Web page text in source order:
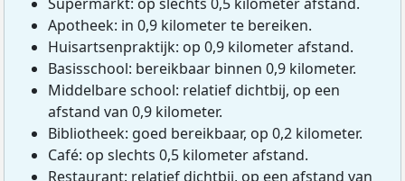
Supermarkt: op slechts 0,5 kilometer afstand.
Apotheek: in 0,9 kilometer te bereiken.
Huisartsenpraktijk: op 0,9 kilometer afstand.
Basisschool: bereikbaar binnen 0,9 kilometer.
Middelbare school: relatief dichtbij, op een
afstand van 0,9 kilometer.
Bibliotheek: goed bereikbaar, op 0,2 kilometer.
Café: op slechts 0,5 kilometer afstand.
Restaurant: relatief dichtbij, op een afstand van